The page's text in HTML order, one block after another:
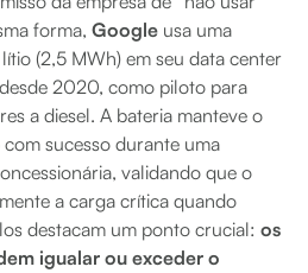
forma, Google usa uma
(2,5 MWh) em seu data center
2020, como piloto para
a diesel. A bateria manteve o
sucesso durante uma
validando que o
a carga crítica quando
destacam um ponto crucial: os
igualar ou exceder o